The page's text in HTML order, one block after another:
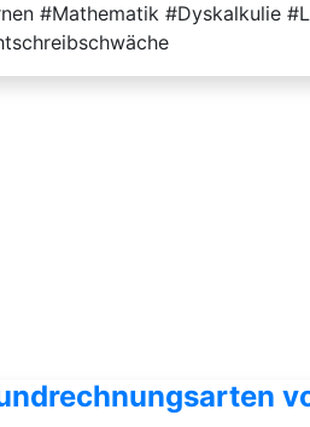
#Mathematik #Dyskalkulie